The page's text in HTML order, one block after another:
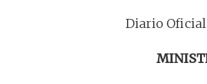
Diario Oficial